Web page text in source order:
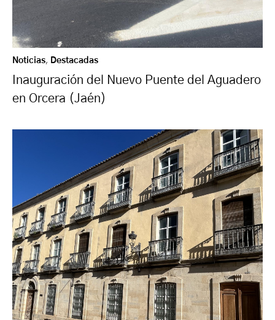
Noticias, Destacadas
Inauguración del Nuevo Puente del Aguadero
en Orcera (Jaén)